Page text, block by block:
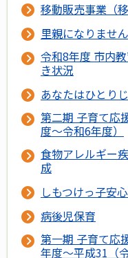
移動販売事業（
里親になりませ
令和8年度 市内
き状況
あなたはひとり
第二期 子育て応
度～令和6年度）
食物アレルギー
成
しもつけっ子安
病後児保育
第一期 子育て応
年度～平成31（